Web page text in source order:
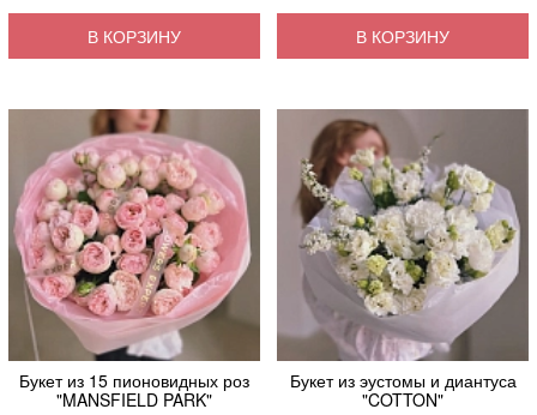
В КОРЗИНУ В КОРЗИНУ
Букет из 15 пионовидных роз
"MANSFIELD PARK"
Букет из эустомы и диантуса
"COTTON"